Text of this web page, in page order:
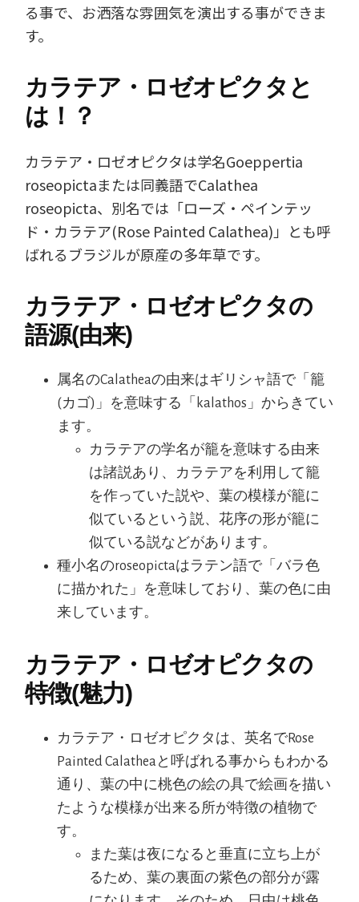
る事で、お洒落な雰囲気を演出する事ができま
す。
カラテア・ロゼオピクタと
は！？
カラテア・ロゼオピクタは学名Goeppertia
roseopictaまたは同義語でCalathea
roseopicta、別名では「ローズ・ペインテッ
ド・カラテア(Rose Painted Calathea)」とも呼
ばれるブラジルが原産の多年草です。
カラテア・ロゼオピクタの
語源(由来)
属名のCalatheaの由来はギリシャ語で「籠
(カゴ)」を意味する「kalathos」からきてい
ます。
カラテアの学名が籠を意味する由来
は諸説あり、カラテアを利用して籠
を作っていた説や、葉の模様が籠に
似ているという説、花序の形が籠に
似ている説などがあります。
種小名のroseopictaはラテン語で「バラ色
に描かれた」を意味しており、葉の色に由
来しています。
カラテア・ロゼオピクタの
特徴(魅力)
カラテア・ロゼオピクタは、英名でRose
Painted Calatheaと呼ばれる事からもわかる
通り、葉の中に桃色の絵の具で絵画を描い
たような模様が出来る所が特徴の植物で
す。
また葉は夜になると垂直に立ち上が
るため、葉の裏面の紫色の部分が露